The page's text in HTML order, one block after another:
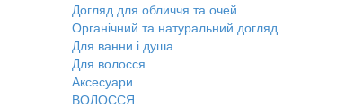
Догляд для обличчя та очей
Органічний та натуральний догляд
Для ванни і душа
Для волосся
Аксесуари
ВОЛОССЯ